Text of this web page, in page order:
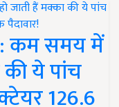
कम समय में
ये पांच
126.6